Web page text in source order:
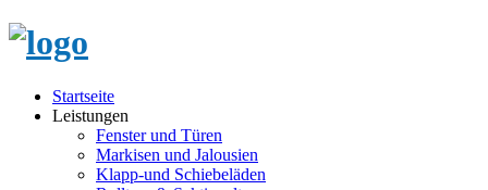
Startseite
Leistungen
Fenster und Türen
Markisen und Jalousien
Klapp-und Schiebeläden